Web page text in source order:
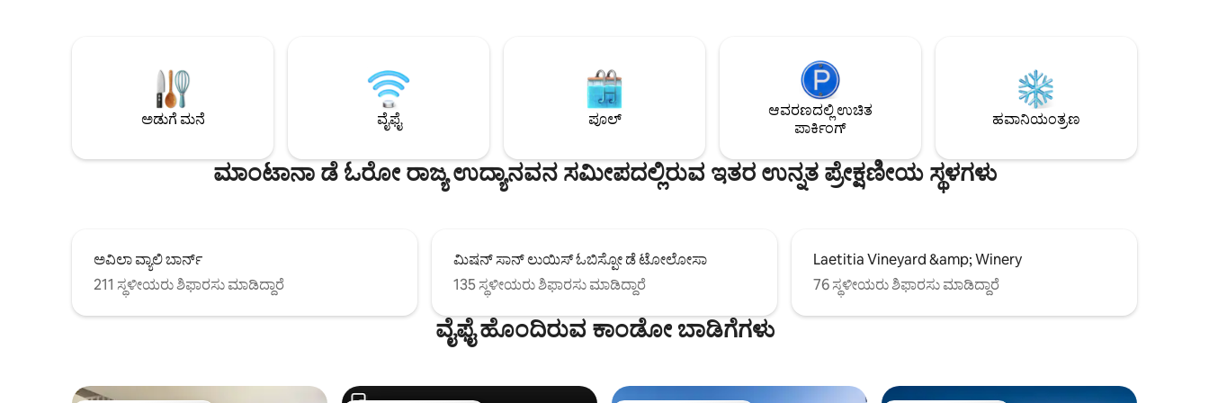
ಅಥವಾ ಕೊಲ್ಲಿಯನ್ನು ಕಯಾಕ್ ಮಾಡಿ. ಎಲೆಕ್ಟ್ರಿಕ್
ವಾಹನಗಳಿಗಾಗಿ ಪ್ಲಗ್-ಇನ್ ಮಾಡಿ. ಮಧ್ಯಾಹ್ನ 3 ಗಂಟೆಗೆ
ಸ್ವಯಂ ಚೆಕ್-ಇನ್ ಮಾಡಿ. 5-ಪಾಯಿಂಟ್ ಕೋವಿಡ್
ಶುಚಿಗೊಳಿಸುವ ಪ್ರೋಟೋಕಾಲ್. ಕ್ಯಾಲಿಫೋರ್ನಿಯಾ
ಪ್ರೈವೇಟ್ ವೈಫೈ, ಬಿಸಿಯಾದ ಅಮೃತಶಿಲೆ ಮಹಡಿಗಳು,
BBQ ಒಳಾಂಗಣ ಮತ್ತು ಅದ್ಭುತ ವೀಕ್ಷಣೆಗಳೊಂದಿಗೆ
ಹೊರಾಂಗಣ ಆಸನವನ್ನು ಹೊಂದಿರುವ
ಸಂಪೂರ್ಣವಾಗಿ ಸಂಗ್ರಹವಾಗಿರುವ 3 ಬೆಡ್‌ರೂಮ್
ಎಲ್ಲಾ ಅಗತ್ಯ ವಸ್ತುಗಳಿಂದ ಸಜ್ಜುಗೊಂಡಿವೆ. ದೊಡ್ಡ
ಡೆಕ್‌ನಲ್ಲಿ ಸೂರ್ಯಾಸ್ತವನ್ನು ವೀಕ್ಷಿಸುವ ಗಾಜಿನ ವೈನ್
ಮೇಲೆ ಸಿಪ್ ಮಾಡಬಹುದು ಅಥವಾ
ಸೂರ್ಯೋದಯವನ್ನು ವೀಕ್ಷಿಸಲು ಒಂದು ಕಪ್
ಕಾಫಿಯನ್ನು ಕುಡಿಯಬಹುದು.
ಅನೇಕ ಕುಳಿತುಕೊಳ್ಳುವ ಪ್ರದೇಶಗಳು, ಫೈರ್ ಪಿಟ್‌ಗಳು,
ಸ್ವಿಂಗ್‌ಗಳು, ಆಟಗಳು ಮತ್ತು ಹೊರಾಂಗಣ
ಅಡುಗೆಯನ್ನು ಒಳಗೊಂಡಿದೆ. ಇದು ನಿಜವಾಗಿಯೂ
ಅಡುಗೆ ಮನೆ ವೈಫೈ ಪೂಲ್
ಆವರಣದಲ್ಲಿ ಉಚಿತ
ಪಾರ್ಕಿಂಗ್
ಹವಾನಿಯಂತ್ರಣ
ಮಾಂಟಾನಾ ಡೆ ಓರೋ ರಾಜ್ಯ ಉದ್ಯಾನವನ ಸಮೀಪದಲ್ಲಿರುವ ಇತರ ಉನ್ನತ ಪ್ರೇಕ್ಷಣೀಯ ಸ್ಥಳಗಳು
ಅವಿಲಾ ವ್ಯಾಲಿ ಬಾರ್ನ್
211 ಸ್ಥಳೀಯರು ಶಿಫಾರಸು ಮಾಡಿದ್ದಾರೆ
ಮಿಷನ್ ಸಾನ್ ಲುಯಿಸ್ ಓಬಿಸ್ಪೋ ಡೆ ಟೋಲೋಸಾ
135 ಸ್ಥಳೀಯರು ಶಿಫಾರಸು ಮಾಡಿದ್ದಾರೆ
Laetitia Vineyard &amp; Winery
76 ಸ್ಥಳೀಯರು ಶಿಫಾರಸು ಮಾಡಿದ್ದಾರೆ
ವೈಫೈ ಹೊಂದಿರುವ ಕಾಂಡೋ ಬಾಡಿಗೆಗಳು